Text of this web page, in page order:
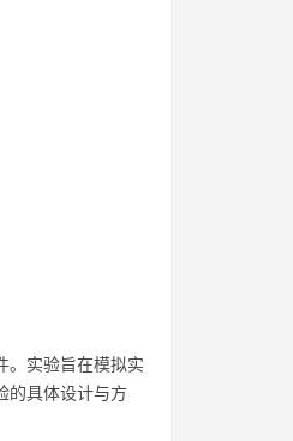
。实验旨在模拟实
的具体设计与方